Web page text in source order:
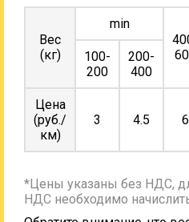
Вес
(кг)
min
100-
200
200-
400
Цена
(руб./
км)
3 4.5 6
*Цены указаны без НДС,
НДС необходимо